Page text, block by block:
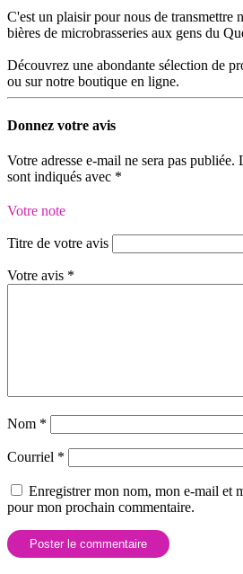
C'est un plaisir pour nous de transmettre
bières de microbrasseries aux gens du
Découvrez une abondante sélection de
ou sur notre boutique en ligne.
Donnez votre avis
Votre adresse e-mail ne sera pas publiée.
sont indiqués avec *
Votre note
Titre de votre avis
Votre avis *
Nom *
Courriel *
Enregistrer mon nom, mon e-mail et
pour mon prochain commentaire.